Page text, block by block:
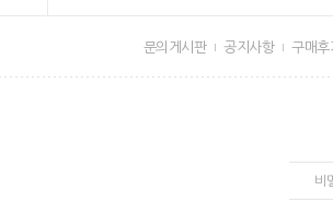
문의게시판 공지사항 구매후
비